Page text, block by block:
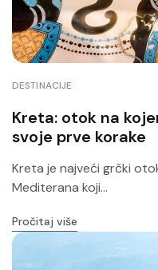
DESTINACIJE
Kreta: otok na
svoje prve korake
Kreta je najveći grčki
Mediterana koji...
Pročitaj više